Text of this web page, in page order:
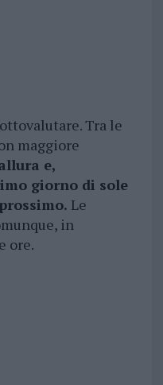
Tra le
maggiore
e,
giorno di sole
Le
in
ore.